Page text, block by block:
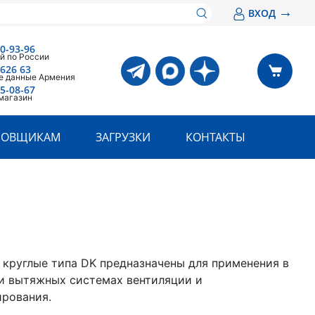
ВХОД →
93-96
по России
08-67
63
данные Армения
ЗАГРУЗКИ КОНТАКТЫ
типа DK предназначены для применения в
вытяжных системах вентиляции и